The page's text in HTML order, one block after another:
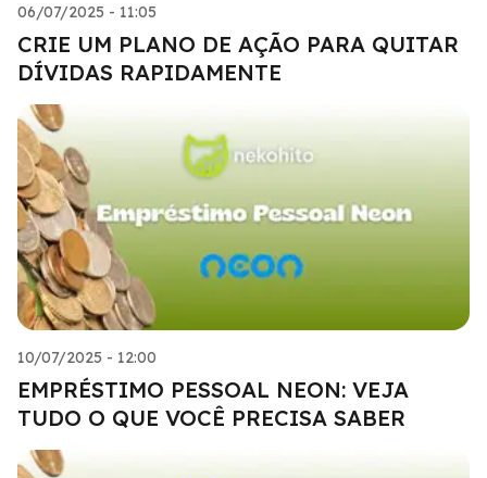
06/07/2025 - 11:05
CRIE UM PLANO DE AÇÃO PARA QUITAR
DÍVIDAS RAPIDAMENTE
10/07/2025 - 12:00
EMPRÉSTIMO PESSOAL NEON: VEJA
TUDO O QUE VOCÊ PRECISA SABER